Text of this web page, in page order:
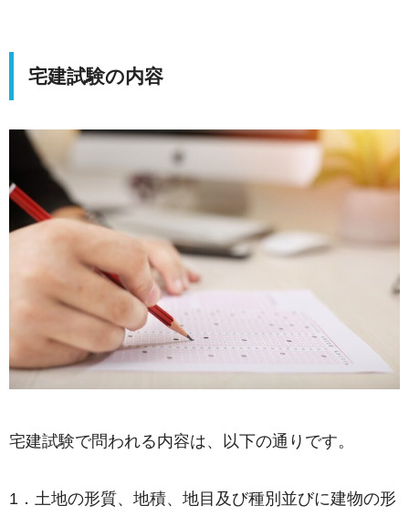
宅建試験の内容
宅建試験で問われる内容は、以下の通りです。
1．土地の形質、地積、地目及び種別並びに建物の形